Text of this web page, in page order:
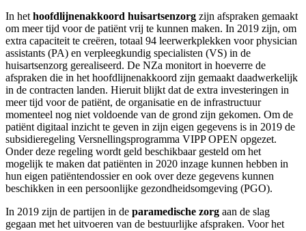
In het hoofdlijnenakkoord huisartsenzorg zijn afspraken gemaakt
om meer tijd voor de patiënt vrij te kunnen maken. In 2019 zijn, om
extra capaciteit te creëren, totaal 94 leerwerkplekken voor physician
assistants (PA) en verpleegkundig specialisten (VS) in de
huisartsenzorg gerealiseerd. De NZa monitort in hoeverre de
afspraken die in het hoofdlijnenakkoord zijn gemaakt daadwerkelijk
in de contracten landen. Hieruit blijkt dat de extra investeringen in
meer tijd voor de patiënt, de organisatie en de infrastructuur
momenteel nog niet voldoende van de grond zijn gekomen. Om de
patiënt digitaal inzicht te geven in zijn eigen gegevens is in 2019 de
subsidieregeling Versnellingsprogramma VIPP OPEN opgezet.
Onder deze regeling wordt geld beschikbaar gesteld om het
mogelijk te maken dat patiënten in 2020 inzage kunnen hebben in
hun eigen patiëntendossier en ook over deze gegevens kunnen
beschikken in een persoonlijke gezondheidsomgeving (PGO).
In 2019 zijn de partijen in de paramedische zorg aan de slag
gegaan met het uitvoeren van de bestuurlijke afspraken. Voor het